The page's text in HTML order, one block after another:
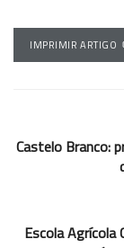
IMPRIMIR ARTIGO
Castelo Branco:
Escola